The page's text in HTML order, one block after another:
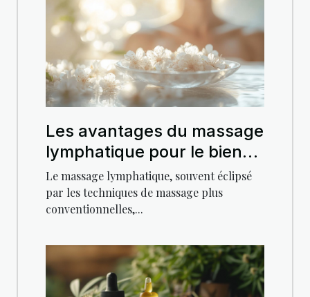
Les avantages du massage
lymphatique pour le bien-
être général
Le massage lymphatique, souvent éclipsé
par les techniques de massage plus
conventionnelles,...